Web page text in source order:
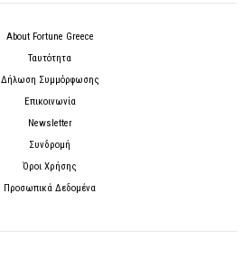
About Fortune Greece
Ταυτότητα
Δήλωση Συμμόρφωσης
Επικοινωνία
Newsletter
Συνδρομή
Όροι Χρήσης
Προσωπικά Δεδομένα